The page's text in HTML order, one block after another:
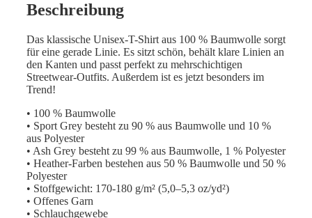
Beschreibung
Das klassische Unisex-T-Shirt aus 100 % Baumwolle sorgt
für eine gerade Linie. Es sitzt schön, behält klare Linien an
den Kanten und passt perfekt zu mehrschichtigen
Streetwear-Outfits. Außerdem ist es jetzt besonders im
Trend!
• 100 % Baumwolle
• Sport Grey besteht zu 90 % aus Baumwolle und 10 %
aus Polyester
• Ash Grey besteht zu 99 % aus Baumwolle, 1 % Polyester
• Heather-Farben bestehen aus 50 % Baumwolle und 50 %
Polyester
• Stoffgewicht: 170-180 g/m² (5,0–5,3 oz/yd²)
• Offenes Garn
• Schlauchgewebe